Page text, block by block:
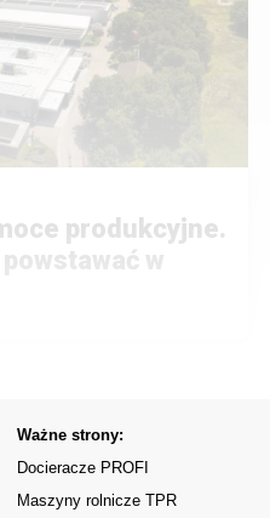
produkcyjne.
w
Ważne strony:
Docieracze PROFI
Maszyny rolnicze TPR